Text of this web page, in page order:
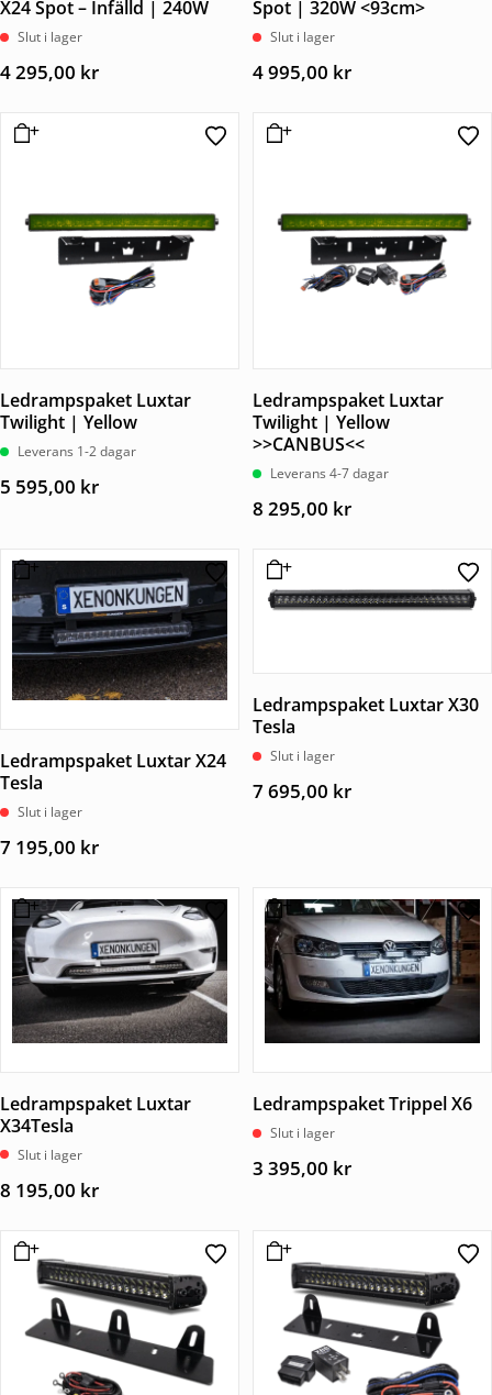
X24 Spot – Infälld | 240W
Slut i lager
4 295,00 kr
Spot | 320W <93cm>
Slut i lager
4 995,00 kr
Ledrampspaket Luxtar
Twilight | Yellow
Leverans 1-2 dagar
5 595,00 kr
Ledrampspaket Luxtar
Twilight | Yellow
>>CANBUS<<
Leverans 4-7 dagar
8 295,00 kr
Ledrampspaket Luxtar X24
Tesla
Slut i lager
7 195,00 kr
Ledrampspaket Luxtar X30
Tesla
Slut i lager
7 695,00 kr
Ledrampspaket Luxtar
X34Tesla
Slut i lager
8 195,00 kr
Ledrampspaket Trippel X6
Slut i lager
3 395,00 kr